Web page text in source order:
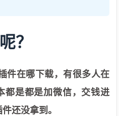
？
件在哪下载，有很多人在
都是都是加微信，交钱进
还没拿到。